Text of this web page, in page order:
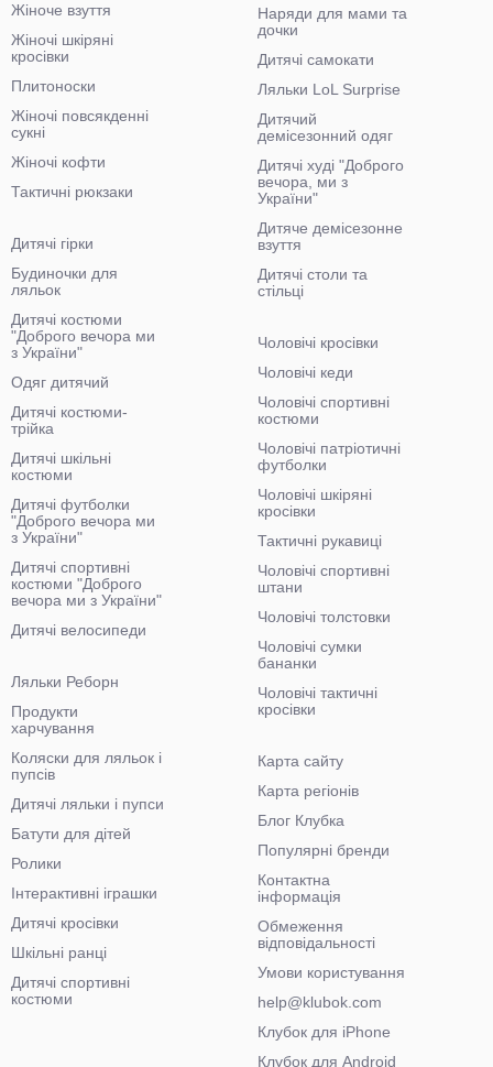
Жіноче взуття
Жіночі шкіряні
кросівки
Плитоноски
Жіночі повсякденні
сукні
Жіночі кофти
Тактичні рюкзаки
Наряди для мами та
дочки
Дитячі самокати
Ляльки LoL Surprise
Дитячий
демісезонний одяг
Дитячі худі "Доброго
вечора, ми з
України"
Дитяче демісезонне
взуття
Дитячі столи та
стільці
Дитячі гірки
Будиночки для
ляльок
Дитячі костюми
"Доброго вечора ми
з України"
Одяг дитячий
Дитячі костюми-
трійка
Дитячі шкільні
костюми
Дитячі футболки
"Доброго вечора ми
з України"
Дитячі спортивні
костюми "Доброго
вечора ми з України"
Дитячі велосипеди
Чоловічі кросівки
Чоловічі кеди
Чоловічі спортивні
костюми
Чоловічі патріотичні
футболки
Чоловічі шкіряні
кросівки
Тактичні рукавиці
Чоловічі спортивні
штани
Чоловічі толстовки
Чоловічі сумки
бананки
Чоловічі тактичні
кросівки
Ляльки Реборн
Продукти
харчування
Коляски для ляльок і
пупсів
Дитячі ляльки і пупси
Батути для дітей
Ролики
Інтерактивні іграшки
Дитячі кросівки
Шкільні ранці
Дитячі спортивні
костюми
Карта сайту
Карта регіонів
Блог Клубка
Популярні бренди
Контактна
інформація
Обмеження
відповідальності
Умови користування
help@klubok.com
Клубок для iPhone
Клубок для Android